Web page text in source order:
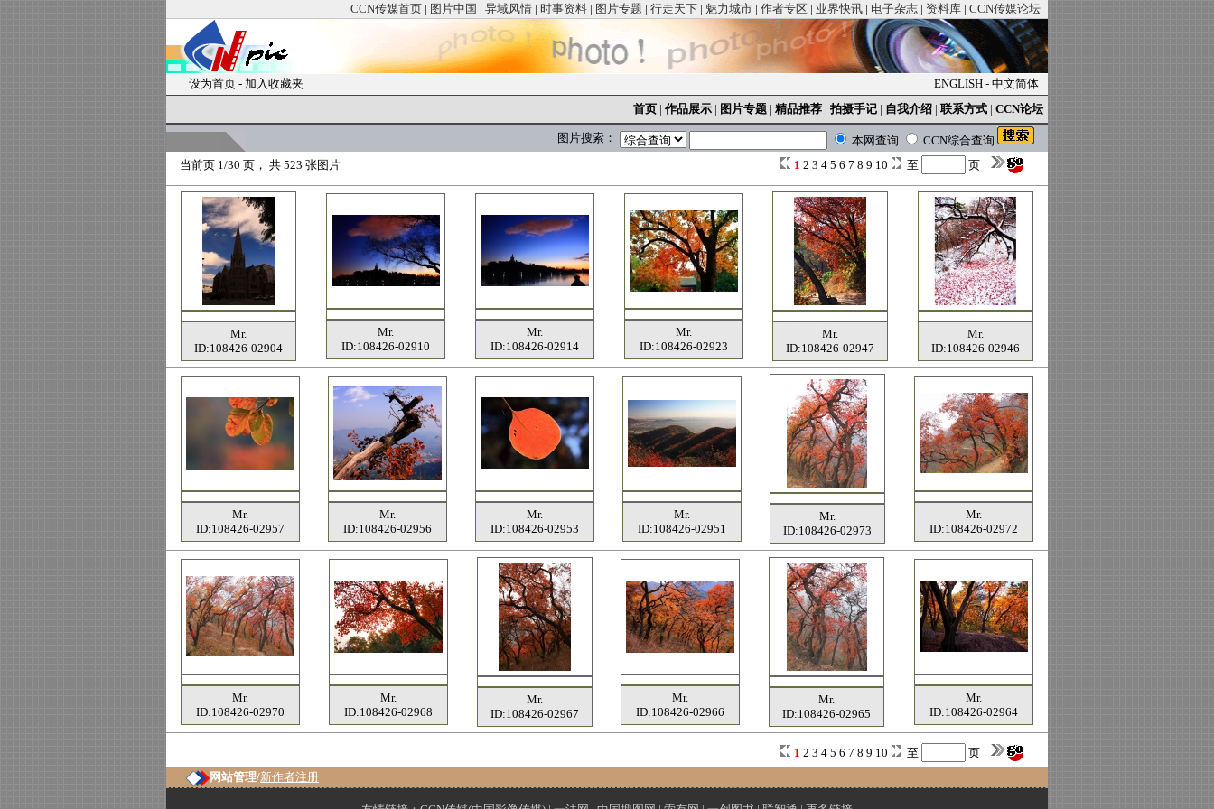
CCN传媒首页 | 图片中国 | 异域风情 | 时事资料 | 图片专题 | 行走天下 | 魅力城市 | 作者专区 | 业界快讯 | 电子杂志 | 资料库 | CCN传媒论坛
设为首页 - 加入收藏夹 ENGLISH - 中文简体
首页 | 作品展示 | 图片专题 | 精品推荐 | 拍摄手记 | 自我介绍 | 联系方式 | CCN论坛
图片搜索： 本网查询
CCN综合查询
当前页 1/30 页， 共 523 张图片 1 2 3 4 5 6 7 8 9 10 至 页
Mr.
ID:108426-02904
Mr.
ID:108426-02910
Mr.
ID:108426-02914
Mr.
ID:108426-02923
Mr.
ID:108426-02947
Mr.
ID:108426-02946
Mr.
ID:108426-02957
Mr.
ID:108426-02956
Mr.
ID:108426-02953
Mr.
ID:108426-02951
Mr.
ID:108426-02973
Mr.
ID:108426-02972
Mr.
ID:108426-02970
Mr.
ID:108426-02968
Mr.
ID:108426-02967
Mr.
ID:108426-02966
Mr.
ID:108426-02965
Mr.
ID:108426-02964
1 2 3 4 5 6 7 8 9 10 至
页
网站管理/新作者注册